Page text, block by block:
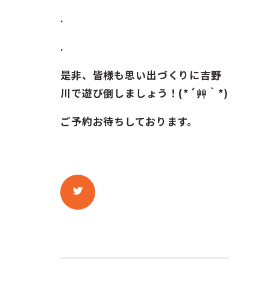
.
.
是非、皆様も思い出づくりに吉野
川で遊び倒しましょう！(*´艸｀*)
ご予約お待ちしております。